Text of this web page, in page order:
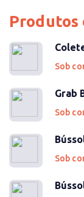
Produtos
Sob
Grab
Sob
Sob